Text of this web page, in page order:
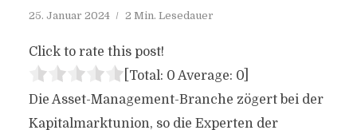
25. Januar 2024 2 Min. Lesedauer
Click to rate this post!
[Total: 0 Average: 0]
Die Asset-Management-Branche zögert bei der
Kapitalmarktunion, so die Experten der